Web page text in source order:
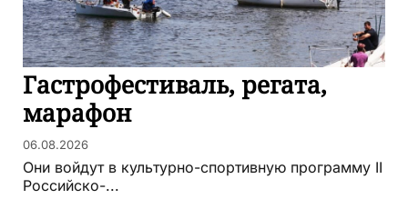
Гастрофестиваль, регата,
марафон
06.08.2026
Они войдут в культурно-спортивную программу II
Российско-...